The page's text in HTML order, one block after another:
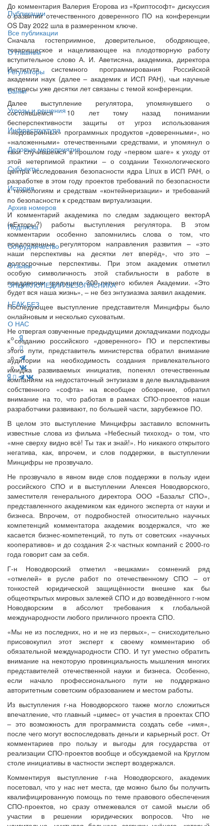
Публикации
Все публикации
О главном
Регуляторы
Банки
Угрозы и решения
Инфраструктура
Деловые мероприятия
Субъекты
История
Архив номеров
Подписка
Сотрудничество
Отзывы
ЭНЦИКЛОПЕДИЯ БЕЗОПАСНИКА
LEAK-БЕЗ
О НАС
До комментария Валерия Егорова из «Криптософт» дискуссия
о развитии отечественного доверенного ПО на конференции
OS Day 2022 шла в размеренном ключе.
Сначала гостеприимное, доверительное, ободряющее,
товарищеское и нацеливающее на плодотворную работу
вступительное слово А. И. Аветисяна, академика, директора
Института системного программирования Российской
академии наук (далее – академик и ИСП РАН), чьи научные
интересы уже десятки лет связаны с темой конференции.
Далее выступление регулятора, упомянувшего о
состоявшемся 10 лет тому назад понимании
бесперспективности защиты от угроз использования
«недоверенных» программных продуктов «доверенными», но
«наложенными» отечественными средствами, и упомянул о
таки случившемся в прошлом году «первом шаге» к уходу от
этой нетерпимой практики – о создании Технологического
центра исследования безопасности ядра Linux в ИСП РАН, о
разработке в этом году проектов требований по безопасности
к технологиям и средствам «контейнеризации» и требований
по безопасности к средствам виртуализации.
И комментарий академика по следам задающего векторА
(вЕкторы?) работы выступления регулятора. В этом
комментарии особенно запомнились слова о том, что
предложенные регулятором направления развития – «это
наши перспективы на десятки лет вперёд», что это –
долгосрочные перспективы. При этом академик отметил
особую символичность этой стабильности в работе в
преддверии грядущего 300-летнего юбилея Академии. «Это
будет вся наша жизнь», – не без энтузиазма заявил академик.
Последующее выступление представителя Минцифры было
онлайновым и несколько суховатым.
Не отвергая озвученные предыдущими докладчиками подходы
к созданию российского «доверенного» ПО и перспективы
этого пути, представитель министерства обратил внимание
аудитории на необходимость создания привлекательного
имиджа развиваемых инициатив, попенял отечественным
компаниям на недостаточный энтузиазм в деле выкладывания
собственного «софта» на всеобщее обозрение, обратил
внимание на то, что работая в рамках СПО-проектов наши
разработчики развивают, по большей части, зарубежное ПО.
В целом это выступление Минцифры заставило вспомнить
известные слова из фильма «Небесный тихоход» о том, что
«мне сверху видно всё! Ты так и знай!». Но никакого открытого
негатива, как, впрочем, и слов поддержки, в выступлении
Минцифры не прозвучало.
Не прозвучало в явном виде слов поддержки в пользу идеи
российского СПО и в выступлении Алексея Новодворского,
заместителя генерального директора ООО «Базальт СПО»,
представленного академиком как единого эксперта от науки и
бизнеса. Впрочем, от подробностей относительно научных
компетенций комментатора академик воздержался, что же
касается бизнес-компетенций, то путь от советских «научных
кооперативов» и до создания 2-х частных компаний с 2000-го
года говорит сам за себя.
Г-н Новодворский отметил «вешками» сомнений ряд
«отмелей» в русле работ по отечественному СПО – от
тонкостей юридической защищённости внешне как бы
общеоткрытых мировых залежей СПО и до возведённого г-ном
Новодворским в абсолют требования к глобальной
международности любого приличного проекта СПО.
«Мы не из последних, но и не из первых», – снисходительно
присовокупил этот эксперт к своему комментарию об
обязательной международности СПО. И тут уместно обратить
внимание на некоторую провинциальность мышления многих
представителей отечественной науки и бизнеса. Особенно,
если начало профессионального пути не поддержано
авторитетным советским образованием и местом работы.
Из выступления г-на Новодворского также могло сложиться
впечатление, что главный «цимес» от участия в проектах СПО
– это возможность для программиста создать себе «имя»,
после чего могут воспоследовать деньги и карьерный рост. От
комментариев про пользу и выгоды для государства от
реализации СПО-проектов вообще и обсуждаемой на Круглом
столе инициативы в частности эксперт воздержался.
Комментируя выступление г-на Новодворского, академик
посетовал, что у нас нет места, где можно было бы получить
квалифицированную помощь по теме правового обеспечения
СПО-проектов, но сразу отмежевался от самой мысли об
участии в решении юридических вопросов. Что не